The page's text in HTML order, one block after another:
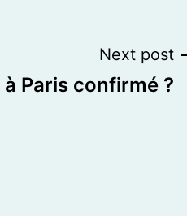
Next post
Paris confirmé ?